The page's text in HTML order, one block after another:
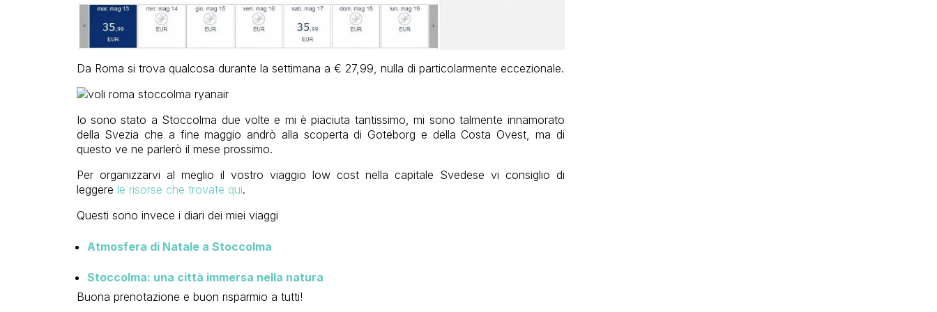
Da Roma si trova qualcosa durante la settimana a € 27,99, nulla di particolarmente eccezionale.
Io sono stato a Stoccolma due volte e mi è piaciuta tantissimo, mi sono talmente innamorato
della Svezia che a fine maggio andrò alla scoperta di Goteborg e della Costa Ovest, ma di
questo ve ne parlerò il mese prossimo.
Per organizzarvi al meglio il vostro viaggio low cost nella capitale Svedese vi consiglio di
leggere le risorse che trovate qui.
Questi sono invece i diari dei miei viaggi
Atmosfera di Natale a Stoccolma
Stoccolma: una città immersa nella natura
Buona prenotazione e buon risparmio a tutti!